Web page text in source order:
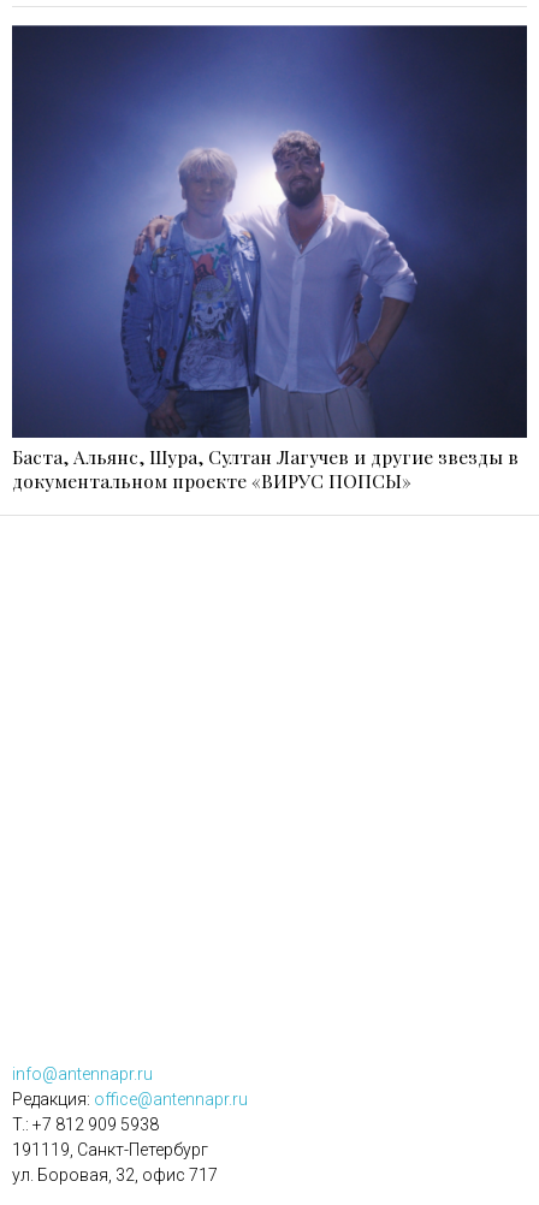
Баста, Альянс, Шура, Султан Лагучев и другие звезды в
документальном проекте «ВИРУС ПОПСЫ»
info@antennapr.ru
Редакция: office@antennapr.ru
T.: +7 812 909 5938
191119, Санкт-Петербург
ул. Боровая, 32, офис 717